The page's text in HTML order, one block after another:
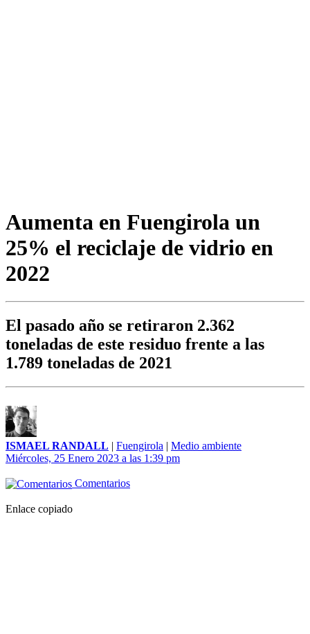
Aumenta en Fuengirola un
25% el reciclaje de vidrio en
2022
El pasado año se retiraron 2.362
toneladas de este residuo frente a las
1.789 toneladas de 2021
ISMAEL RANDALL | Fuengirola | Medio ambiente
Miércoles, 25 Enero 2023 a las 1:39 pm
Comentarios
Enlace copiado